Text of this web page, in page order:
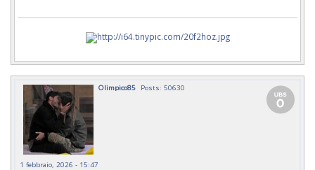
Olimpico85 Posts: 50630
1 febbraio, 2026 - 15:47